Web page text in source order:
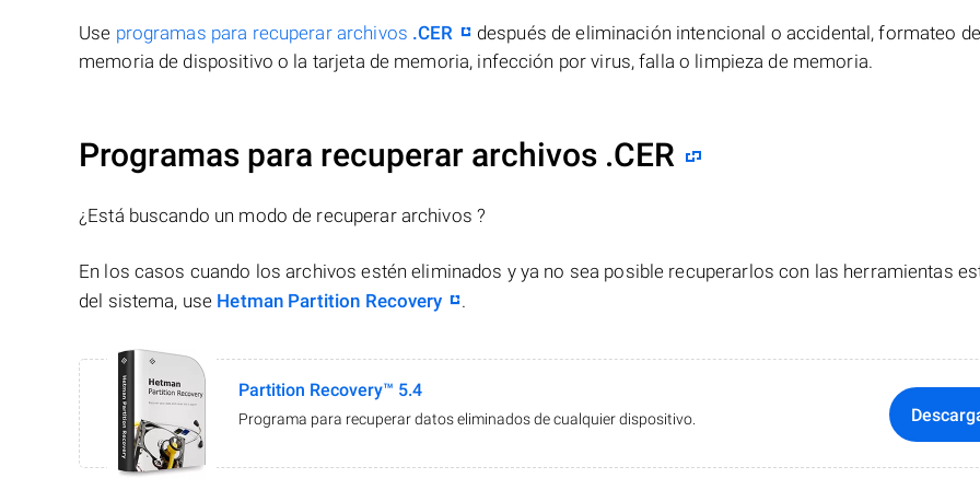
Use programas para recuperar archivos .CER
después de eliminación intencional o accidental, formateo
memoria de dispositivo o la tarjeta de memoria, infección por virus, falla o limpieza de memoria.
Programas para recuperar archivos .CER
¿Está buscando un modo de recuperar archivos ?
En los casos cuando los archivos estén eliminados y ya no sea posible recuperarlos con las herramientas
del sistema, use Hetman Partition Recovery .
Partition Recovery™ 5.4
Programa para recuperar datos eliminados de cualquier dispositivo.